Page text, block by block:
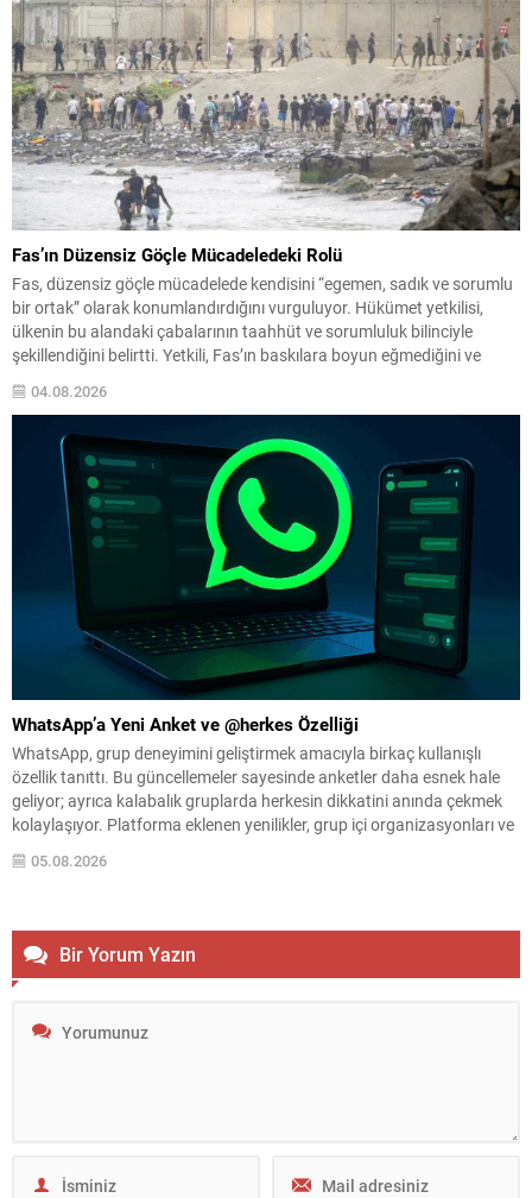
Fas’ın Düzensiz Göçle Mücadeledeki Rolü
Fas, düzensiz göçle mücadelede kendisini “egemen, sadık ve sorumlu
bir ortak” olarak konumlandırdığını vurguluyor. Hükümet yetkilisi,
ülkenin bu alandaki çabalarının taahhüt ve sorumluluk bilinciyle
şekillendiğini belirtti. Yetkili, Fas’ın baskılara boyun eğmediğini ve
ederek, mücadelenin ortak bir sorumluluk olduğunu söyledi. İş birliği...
04.08.2026
WhatsApp’a Yeni Anket ve @herkes Özelliği
WhatsApp, grup deneyimini geliştirmek amacıyla birkaç kullanışlı
özellik tanıttı. Bu güncellemeler sayesinde anketler daha esnek hale
geliyor; ayrıca kalabalık gruplarda herkesin dikkatini anında çekmek
kolaylaşıyor. Platforma eklenen yenilikler, grup içi organizasyonları ve
duyuruları yönetmeyi daha pratik bir hâle getiriyor. Aşağıda öne çıkan
değişiklikler ve kullanım notları özetlenmiştir. Anketlerde esneklik ve...
05.08.2026
Bir Yorum Yazın